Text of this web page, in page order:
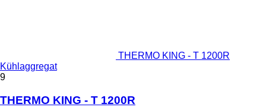
THERMO KING - T 1200R
Kühlaggregat
9
THERMO KING - T 1200R